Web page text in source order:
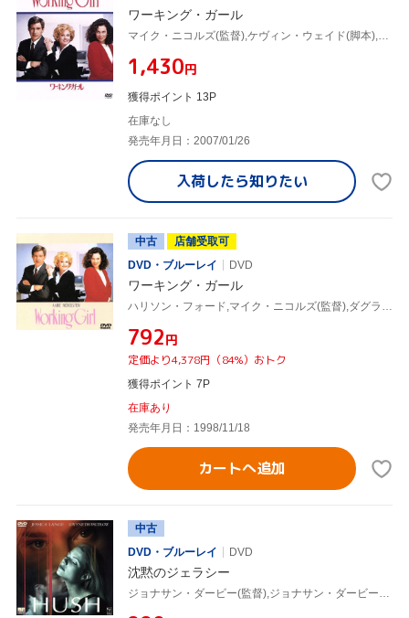
ワーキング・ガール
マイク・ニコルズ(監督),ケヴィン・ウェイド(脚本),ダグラス・ウィック(製作),カーリー・サイモン(音楽),ハリソン・フォード,メラニー・グリフィス,シガニー・ウィーヴァー,ジョン・キューザック
¥1,430円
獲得ポイント 13P
在庫なし
発売年月日：2007/01/26
入荷したら知りたい
中古
店舗受取可
DVD・ブルーレイ
DVD
ワーキング・ガール
ハリソン・フォード,マイク・ニコルズ(監督),ダグラス・ウィック(製作),ケヴィン・ウェイド(脚本),カーリー・サイモン(音楽),シガニー・ウィーヴァー,メラニー・グリフィス,アレック・ボールドウィン
¥792円
定価より4,378円（84%）おトク
獲得ポイント 7P
在庫あり
発売年月日：1998/11/18
カートへ追加
中古
DVD・ブルーレイ
DVD
沈黙のジェラシー
ジョナサン・ダービー(監督),ジョナサン・ダービー(脚本),ジェーン・ラスコーニ(脚本),ダグラス・ウィック(製作),クリストファー・ヤング(音楽),ジェシカ・ラング,グウィネス・パルトロウ,ジョナサン・シェック